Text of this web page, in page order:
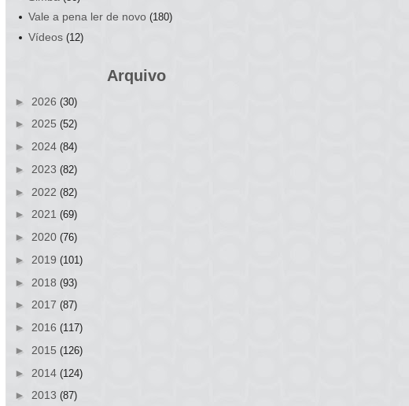
Vale a pena ler de novo (180)
Vídeos (12)
Arquivo
► 2026 (30)
► 2025 (52)
► 2024 (84)
► 2023 (82)
► 2022 (82)
► 2021 (69)
► 2020 (76)
► 2019 (101)
► 2018 (93)
► 2017 (87)
► 2016 (117)
► 2015 (126)
► 2014 (124)
► 2013 (87)